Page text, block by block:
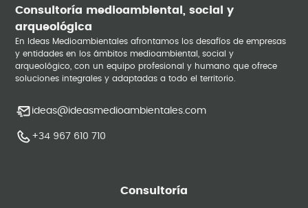
Consultoría medioambiental, social y
arqueológica
En Ideas Medioambientales afrontamos los desafíos de empresas
y entidades en los ámbitos medioambiental, social y
arqueológico, con un equipo profesional y humano que ofrece
soluciones integrales y adaptadas a todo el territorio.
ideas@ideasmedioambientales.com
+34 967 610 710
Consultoría